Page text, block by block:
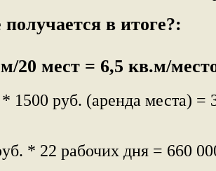
в итоге?:
20 мест = 6,5 кв.м/
1500 руб. (аренда места) =
* 22 рабочих дня = 660